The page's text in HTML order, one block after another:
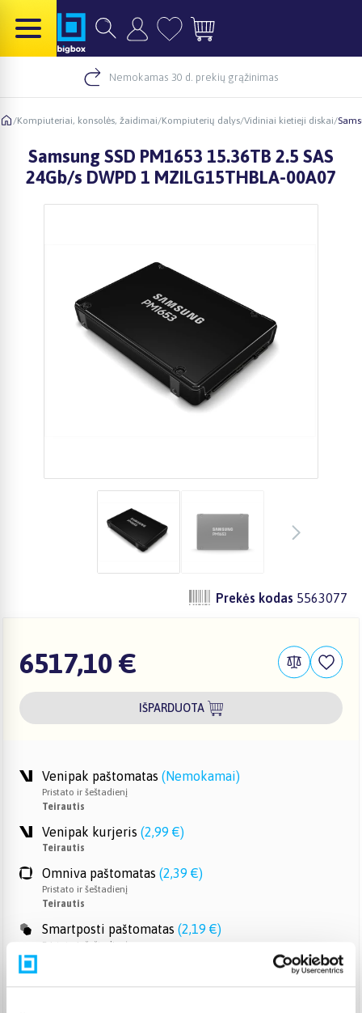
Nemokamas 30 d. prekių grąžinimas
/Kompiuteriai, konsolės, žaidimai/Kompiuterių dalys/Vidiniai kietieji diskai/
Samsung SSD PM1653 15.36TB 2.5 SAS
24Gb/s DWPD 1 MZILG15THBLA-00A07
Prekės kodas 5563077
6517,10 €
IŠPARDUOTA
Venipak paštomatas (Nemokamai)
Pristato ir šeštadienį
Teirautis
Venipak kurjeris (2,99 €)
Teirautis
Omniva paštomatas (2,39 €)
Pristato ir šeštadienį
Teirautis
Smartposti paštomatas (2,19 €)
Pristato ir šeštadienį
DPD kurjeris (3,99 €)